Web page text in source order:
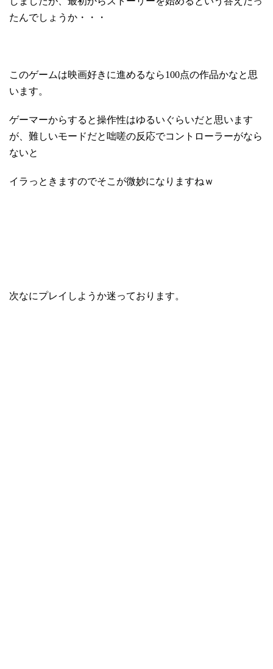
たんでしょうか・・・
このゲームは映画好きに進めるなら100点の作品かなと思
います。
ゲーマーからすると操作性はゆるいぐらいだと思います
が、難しいモードだと咄嗟の反応でコントローラーがなら
ないと
イラっときますのでそこが微妙になりますねｗ
次なにプレイしようか迷っております。